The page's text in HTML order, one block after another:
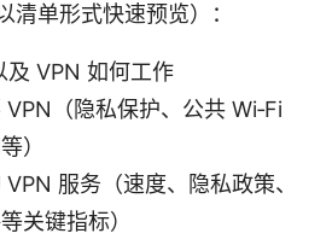
清单形式快速预览）：
及 VPN 如何工作
（隐私保护、公共 Wi‑Fi
）
服务（速度、隐私政策、
关键指标）